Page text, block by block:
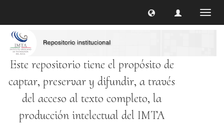
Este repositorio tiene el propósito de
captar, preservar y difundir, a través
del acceso al texto completo, la
producción intelectual del IMTA